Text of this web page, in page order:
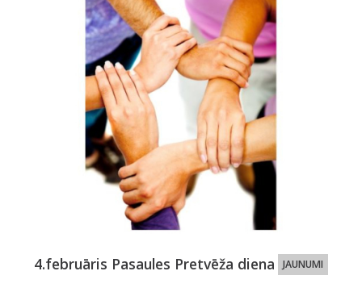
JAUNUMI
4.februāris Pasaules Pretvēža diena